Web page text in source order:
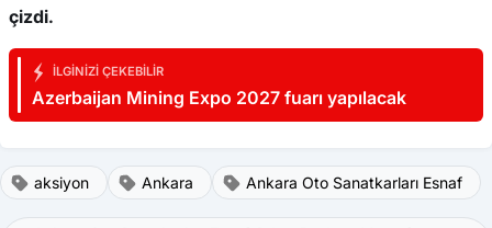
çizdi.
İLGINIZI ÇEKEBILIR
Azerbaijan Mining Expo 2027 fuarı yapılacak
aksiyon Ankara Ankara Oto Sanatkarları Esnaf